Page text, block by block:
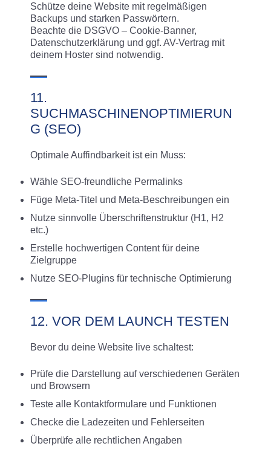
Schütze deine Website mit regelmäßigen
Backups und starken Passwörtern.
Beachte die DSGVO – Cookie-Banner,
Datenschutzerklärung und ggf. AV-Vertrag mit
deinem Hoster sind notwendig.
11.
SUCHMASCHINENOPTIMIERUN
G (SEO)
Optimale Auffindbarkeit ist ein Muss:
Wähle SEO-freundliche Permalinks
Füge Meta-Titel und Meta-Beschreibungen ein
Nutze sinnvolle Überschriftenstruktur (H1, H2
etc.)
Erstelle hochwertigen Content für deine
Zielgruppe
Nutze SEO-Plugins für technische Optimierung
12. VOR DEM LAUNCH TESTEN
Bevor du deine Website live schaltest:
Prüfe die Darstellung auf verschiedenen Geräten
und Browsern
Teste alle Kontaktformulare und Funktionen
Checke die Ladezeiten und Fehlerseiten
Überprüfe alle rechtlichen Angaben